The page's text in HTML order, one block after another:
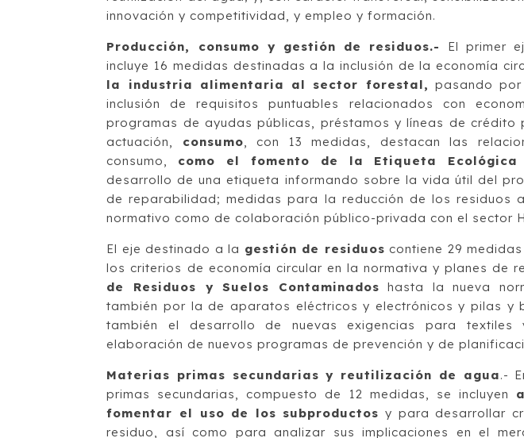
innovación y competitividad, y empleo y formación.
Producción, consumo y gestión de residuos.- El primer
incluye 16 medidas destinadas a la inclusión de la economía
la industria alimentaria al sector forestal, pasando
inclusión de requisitos puntuables relacionados con
programas de ayudas públicas, préstamos y líneas de crédito
actuación, consumo, con 13 medidas, destacan las
consumo, como el fomento de la Etiqueta Ecológica
desarrollo de una etiqueta informando sobre la vida útil del
de reparabilidad; medidas para la reducción de los residuos
normativo como de colaboración público-privada con el sector
El eje destinado a la gestión de residuos contiene 29
los criterios de economía circular en la normativa y planes de
de Residuos y Suelos Contaminados hasta la nueva
también por la de aparatos eléctricos y electrónicos y pilas y
también el desarrollo de nuevas exigencias para textiles
elaboración de nuevos programas de prevención y de
Materias primas secundarias y reutilización de agua.-
primas secundarias, compuesto de 12 medidas, se incluyen
fomentar el uso de los subproductos y para desarrollar
residuo, así como para analizar sus implicaciones en el